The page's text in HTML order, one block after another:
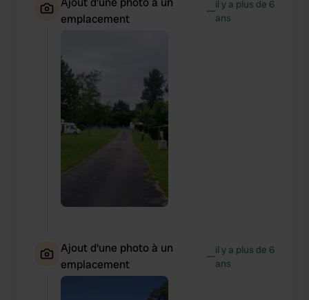
emplacement
—il y a plus de 6
ans
Ajout d'une photo à un
emplacement
—il y a plus de 6
ans